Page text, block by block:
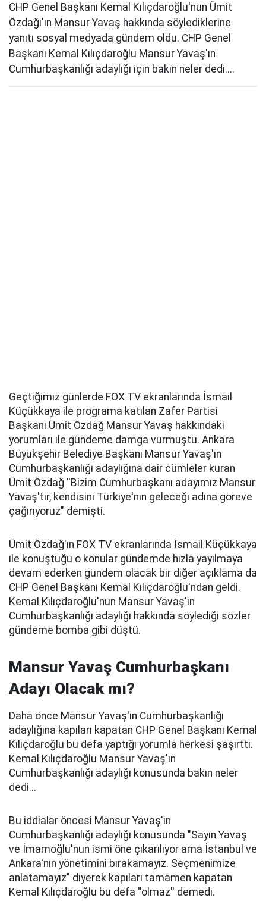
CHP Genel Başkanı Kemal Kılıçdaroğlu'nun Ümit
Özdağı'ın Mansur Yavaş hakkında söylediklerine
yanıtı sosyal medyada gündem oldu. CHP Genel
Başkanı Kemal Kılıçdaroğlu Mansur Yavaş'ın
Cumhurbaşkanlığı adaylığı için bakın neler dedi....
Geçtiğimiz günlerde FOX TV ekranlarında İsmail
Küçükkaya ile programa katılan Zafer Partisi
Başkanı Ümit Özdağ Mansur Yavaş hakkındaki
yorumları ile gündeme damga vurmuştu. Ankara
Büyükşehir Belediye Başkanı Mansur Yavaş'ın
Cumhurbaşkanlığı adaylığına dair cümleler kuran
Ümit Özdağ ''Bizim Cumhurbaşkanı adayımız Mansur
Yavaş'tır, kendisini Türkiye'nin geleceği adına göreve
çağırıyoruz" demişti.
Ümit Özdağ'ın FOX TV ekranlarında İsmail Küçükkaya
ile konuştuğu o konular gündemde hızla yayılmaya
devam ederken gündem olacak bir diğer açıklama da
CHP Genel Başkanı Kemal Kılıçdaroğlu'ndan geldi.
Kemal Kılıçdaroğlu'nun Mansur Yavaş'ın
Cumhurbaşkanlığı adaylığı hakkında söylediği sözler
gündeme bomba gibi düştü.
Mansur Yavaş Cumhurbaşkanı
Adayı Olacak mı?
Daha önce Mansur Yavaş'ın Cumhurbaşkanlığı
adaylığına kapıları kapatan CHP Genel Başkanı Kemal
Kılıçdaroğlu bu defa yaptığı yorumla herkesi şaşırttı.
Kemal Kılıçdaroğlu Mansur Yavaş'ın
Cumhurbaşkanlığı adaylığı konusunda bakın neler
dedi...
Bu iddialar öncesi Mansur Yavaş'ın
Cumhurbaşkanlığı adaylığı konusunda "Sayın Yavaş
ve İmamoğlu'nun ismi öne çıkarılıyor ama İstanbul ve
Ankara'nın yönetimini bırakamayız. Seçmenimize
anlatamayız" diyerek kapıları tamamen kapatan
Kemal Kılıçdaroğlu bu defa ''olmaz'' demedi.